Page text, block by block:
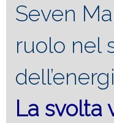
Seven
ruolo nel
La svolta